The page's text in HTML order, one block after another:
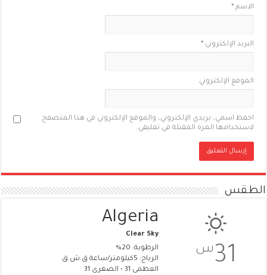
الاسم*
البريد الإلكتروني*
الموقع الإلكتروني
احفظ اسمي، بريدي الإلكتروني، والموقع الإلكتروني في هذا المتصفح
لاستخدامها المرة المقبلة في تعليقي.
الطقس
31 س
Algeria
Clear Sky
الرطوبة: 20%
الرياح: 5كيلومتر/ساعة ق.ش.ق‎
العظمى 31 • الصغرى 31